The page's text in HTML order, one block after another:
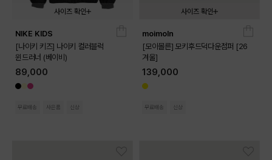
사이즈 확인
02T
NIKE KIDS
[나이키 키즈] 나이키 컬러블럭
윈드러너 (베이비)
89,000
무료배송 사은품 신상
사이즈 확인
090
moimoln
[모이몰른] 모키후드덕다운점퍼 [26
겨울]
139,000
무료배송 신상